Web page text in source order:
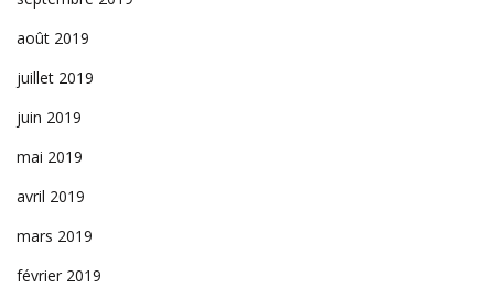
août 2019
juillet 2019
juin 2019
mai 2019
avril 2019
mars 2019
février 2019